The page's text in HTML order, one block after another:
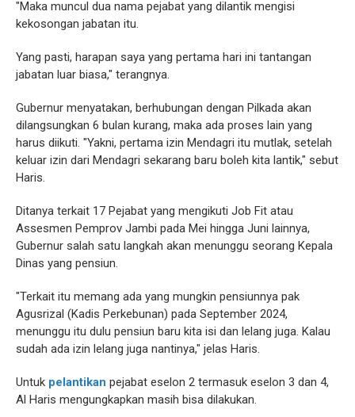
"Maka muncul dua nama pejabat yang dilantik mengisi
kekosongan jabatan itu.
Yang pasti, harapan saya yang pertama hari ini tantangan
jabatan luar biasa," terangnya.
Gubernur menyatakan, berhubungan dengan Pilkada akan
dilangsungkan 6 bulan kurang, maka ada proses lain yang
harus diikuti. "Yakni, pertama izin Mendagri itu mutlak, setelah
keluar izin dari Mendagri sekarang baru boleh kita lantik," sebut
Haris.
Ditanya terkait 17 Pejabat yang mengikuti Job Fit atau
Assesmen Pemprov Jambi pada Mei hingga Juni lainnya,
Gubernur salah satu langkah akan menunggu seorang Kepala
Dinas yang pensiun.
"Terkait itu memang ada yang mungkin pensiunnya pak
Agusrizal (Kadis Perkebunan) pada September 2024,
menunggu itu dulu pensiun baru kita isi dan lelang juga. Kalau
sudah ada izin lelang juga nantinya," jelas Haris.
Untuk pelantikan pejabat eselon 2 termasuk eselon 3 dan 4,
Al Haris mengungkapkan masih bisa dilakukan.